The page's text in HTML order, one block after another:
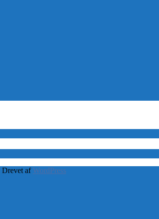
Drevet afWordPress